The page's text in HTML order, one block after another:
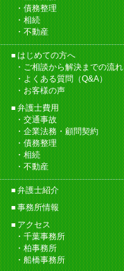
債務整理
相続
不動産
はじめての方へ
ご相談から解決までの流れ
よくある質問（Q&A）
お客様の声
弁護士費用
交通事故
企業法務・顧問契約
債務整理
相続
不動産
弁護士紹介
事務所情報
アクセス
千葉事務所
柏事務所
船橋事務所